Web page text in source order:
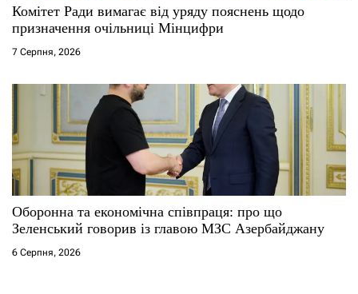
Комітет Ради вимагає від уряду пояснень щодо
призначення очільниці Мінцифри
7 Серпня, 2026
Оборонна та економічна співпраця: про що
Зеленський говорив із главою МЗС Азербайджану
6 Серпня, 2026